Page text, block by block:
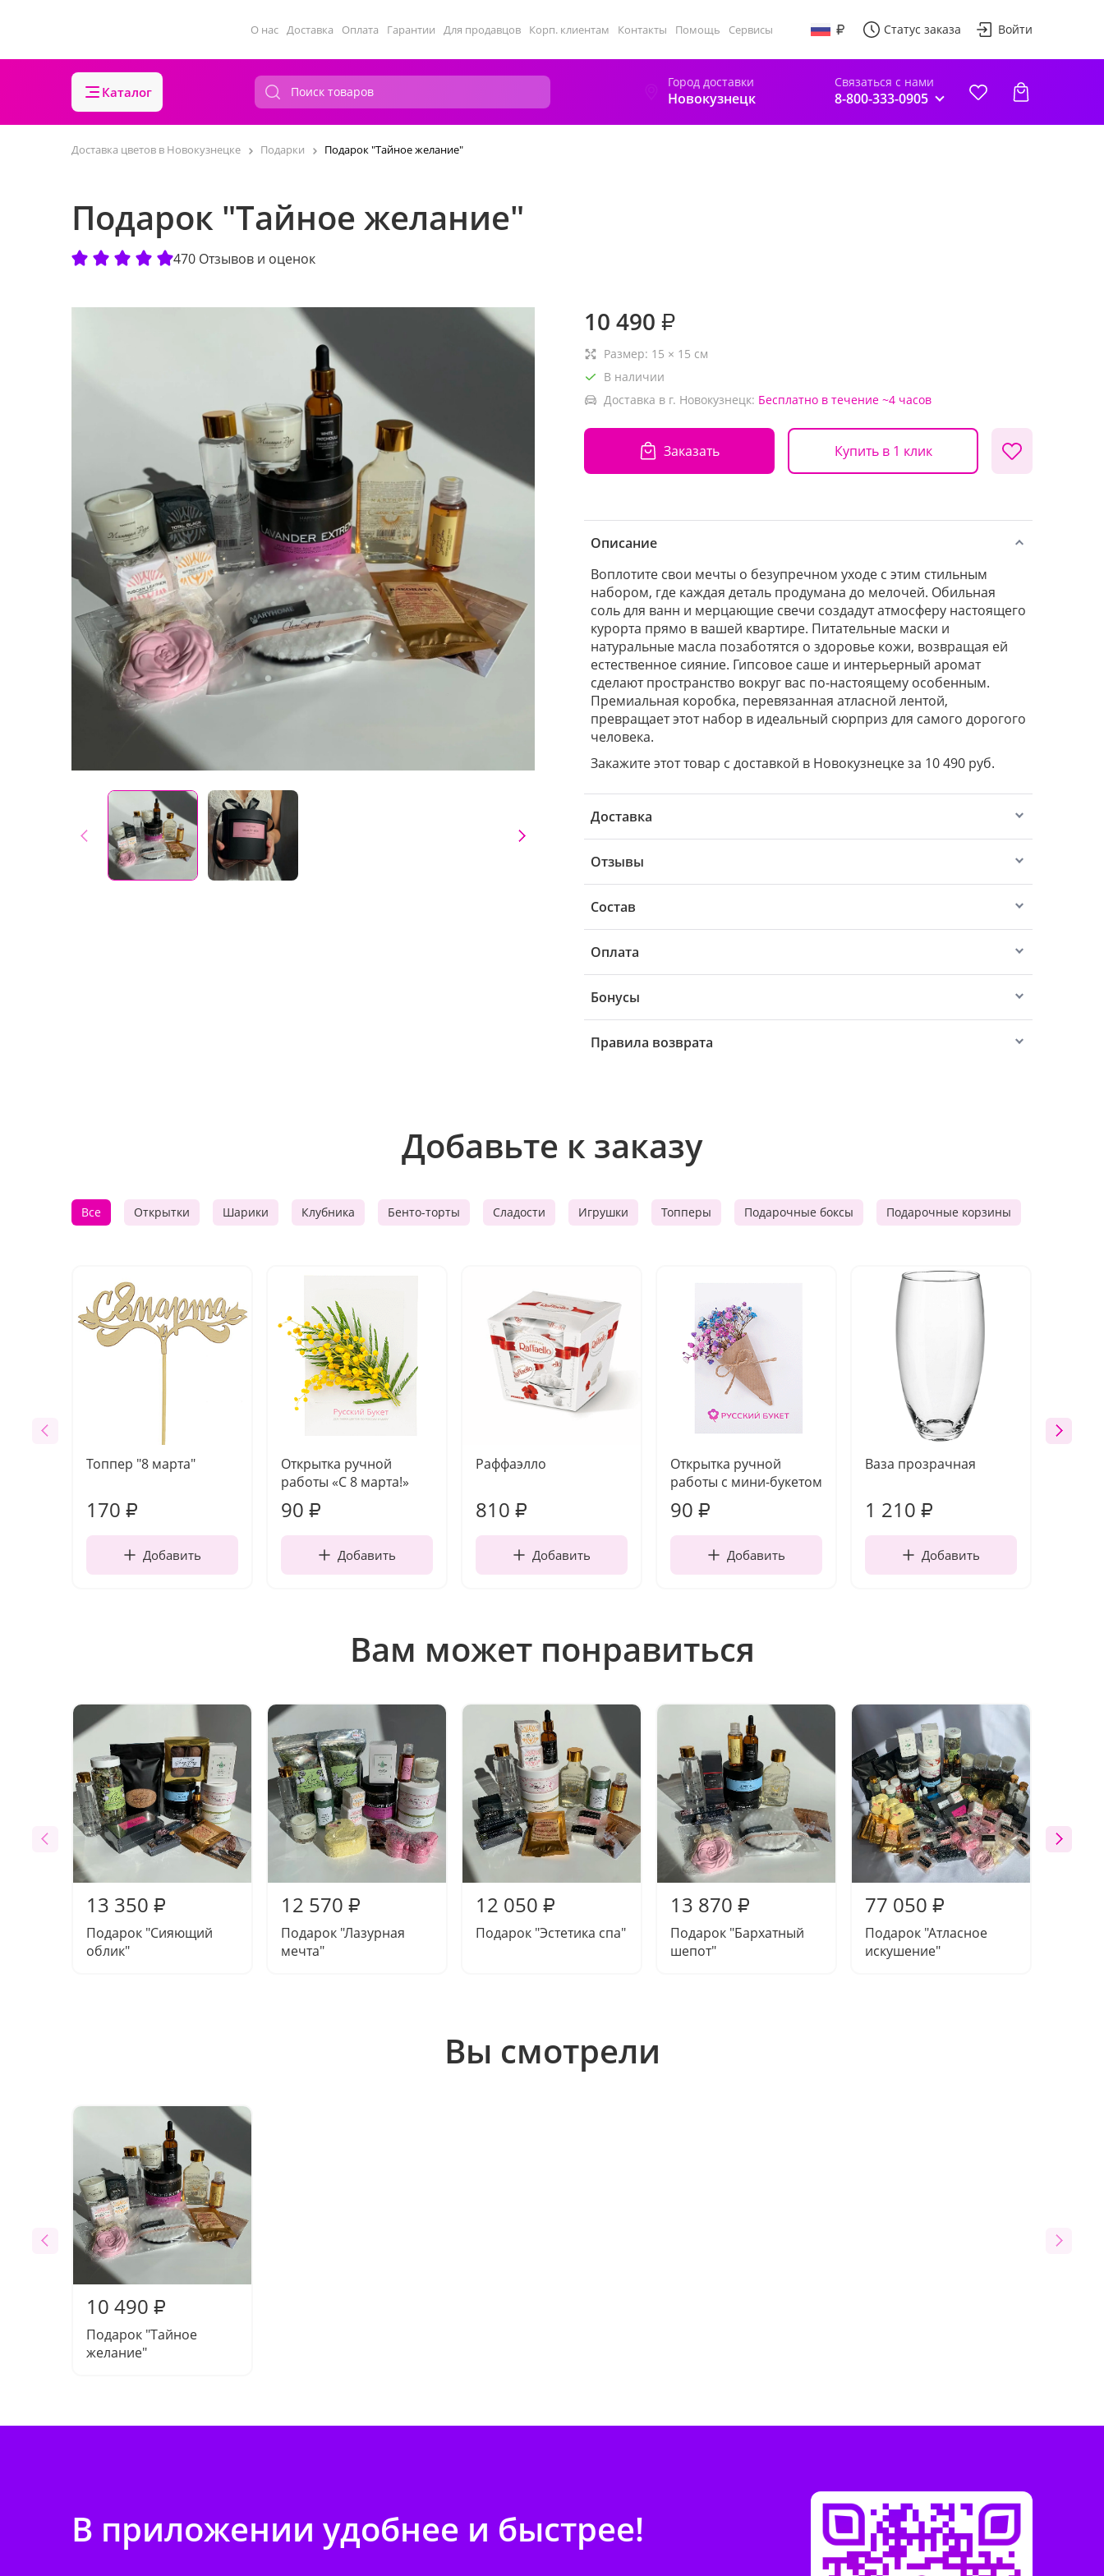
О нас Доставка Оплата Гарантии Для продавцов Корп. клиентам Контакты Помощь Сервисы Статус заказа Войти
Каталог
Город доставки
Новокузнецк
Связаться с нами
8-800-333-0905
Доставка цветов в Новокузнецке Подарки Подарок "Тайное желание"
Подарок "Тайное желание"
470 Отзывов и оценок
10 490 ₽
Размер: 15 × 15 см
В наличии
Доставка в г. Новокузнецк: Бесплатно в течение ~4 часов
Заказать Купить в 1 клик
Описание
Воплотите свои мечты о безупречном уходе с этим стильным
набором, где каждая деталь продумана до мелочей. Обильная
соль для ванн и мерцающие свечи создадут атмосферу настоящего
курорта прямо в вашей квартире. Питательные маски и
натуральные масла позаботятся о здоровье кожи, возвращая ей
естественное сияние. Гипсовое саше и интерьерный аромат
сделают пространство вокруг вас по-настоящему особенным.
Премиальная коробка, перевязанная атласной лентой,
превращает этот набор в идеальный сюрприз для самого дорогого
человека.
Закажите этот товар с доставкой в Новокузнецке за 10 490 руб.
Доставка
Отзывы
Состав
Оплата
Бонусы
Правила возврата
Добавьте к заказу
Все Открытки Шарики Клубника Бенто-торты Сладости Игрушки Топперы Подарочные боксы Подарочные корзины
Топпер "8 марта"
170 ₽
Добавить
Открытка ручной
работы «С 8 марта!»
90 ₽
Добавить
Раффаэлло
810 ₽
Добавить
Открытка ручной
работы с мини-букетом
90 ₽
Добавить
Ваза прозрачная
1 210 ₽
Добавить
Вам может понравиться
13 350 ₽
Подарок "Сияющий
облик"
12 570 ₽
Подарок "Лазурная
мечта"
12 050 ₽
Подарок "Эстетика спа"
13 870 ₽
Подарок "Бархатный
шепот"
77 050 ₽
Подарок "Атласное
искушение"
Вы смотрели
10 490 ₽
Подарок "Тайное
желание"
В приложении удобнее и быстрее!